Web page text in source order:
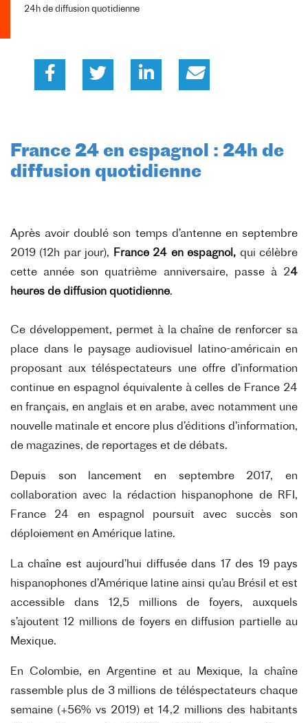
24h de diffusion quotidienne
France 24 en espagnol : 24h de
diffusion quotidienne
Après avoir doublé son temps d’antenne en septembre
2019 (12h par jour),
France 24 enespagnol, qui célèbre
cette année son quatrième anniversaire, passe à 24
heures de diffusion quotidienne.
Ce développement, permet à la chaîne de renforcer sa
place dans le paysage audiovisuel
latino-américain en
proposant aux téléspectateurs une offre d’information
continue en espagnol équivalente à celles de France 24
en français, en anglais et en arabe, avec notamment une
nouvelle matinale et encore plus d’éditions d’information,
de magazines, de reportages et de débats.
Depuis son lancement en septembre 2017, en
collaboration avec la rédaction hispanophone de RFI,
France 24 en espagnol poursuit avec succès son
déploiement en Amérique latine.
La chaîne est aujourd’hui diffusée dans 17 des 19 pays
hispanophones d’Amérique latine ainsi qu’au Brésil et est
accessible dans 12,5 millions de foyers, auxquels
s’ajoutent 12 millions de foyers en diffusion partielle au
Mexique.
En Colombie, en Argentine et au Mexique, la chaîne
rassemble plus de 3 millions detéléspectateurs chaque
semaine (+56% vs 2019) et 14,2 millions des habitants